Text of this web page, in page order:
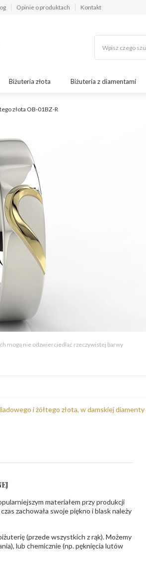
Opinie o produktach Kontakt
Biżuteria złota Biżuteria z diamentami
złota OB-01BZ-R
mogą nie odzwierciedlać rzeczywistej barwy
i żółtego złota, w damskiej
materiałem przy produkcji
zachowała swoje piękno i blask należy
(przede wszystkich z rąk). Możemy
lub chemicznie (np. pęknięcia lutów